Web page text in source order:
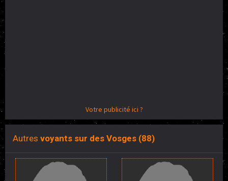
Votre publicité ici ?
Autres voyants sur des Vosges (88)